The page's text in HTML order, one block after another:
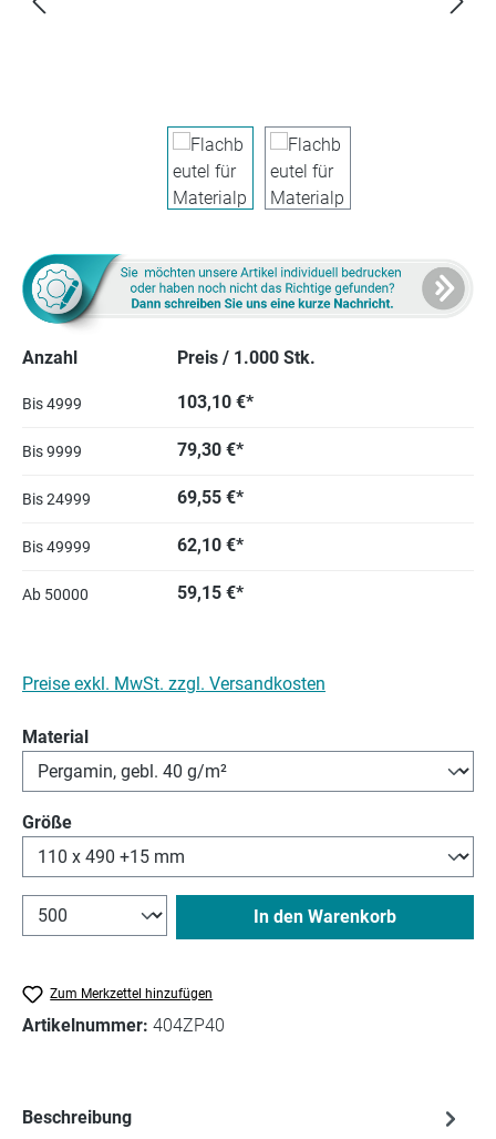
Anzahl Preis / 1.000 Stk.
Bis4999 103,10 €*
Bis9999 79,30 €*
Bis24999 69,55 €*
Bis49999 62,10 €*
Ab 50000 59,15 €*
Preise exkl. MwSt. zzgl. Versandkosten
Materialauswählen
Größeauswählen
In den Warenkorb
Zum Merkzettel hinzufügen
Artikelnummer: 404ZP40
Beschreibung